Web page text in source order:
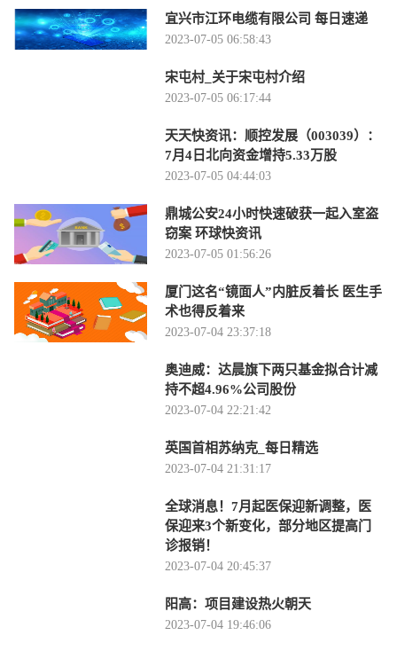
宜兴市江环电缆有限公司 每日速递
2023-07-05 06:58:43
宋屯村_关于宋屯村介绍
2023-07-05 06:17:44
天天快资讯：顺控发展（003039）：
7月4日北向资金增持5.33万股
2023-07-05 04:44:03
鼎城公安24小时快速破获一起入室盗
窃案 环球快资讯
2023-07-05 01:56:26
厦门这名“镜面人”内脏反着长 医生手
术也得反着来
2023-07-04 23:37:18
奥迪威：达晨旗下两只基金拟合计减
持不超4.96%公司股份
2023-07-04 22:21:42
英国首相苏纳克_每日精选
2023-07-04 21:31:17
全球消息！7月起医保迎新调整，医
保迎来3个新变化，部分地区提高门
诊报销！
2023-07-04 20:45:37
阳高：项目建设热火朝天
2023-07-04 19:46:06